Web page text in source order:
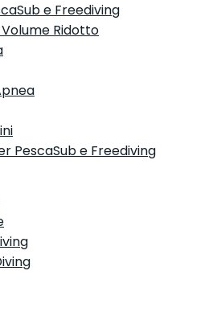
e Freediving
Ridotto
PescaSub e Freediving